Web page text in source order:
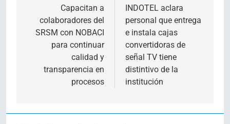
entradas
Capacitan a
colaboradores del
SRSM con NOBACI
para continuar
calidad y
transparencia en
procesos
INDOTEL aclara
personal que entrega
e instala cajas
convertidoras de
señal TV tiene
distintivo de la
institución